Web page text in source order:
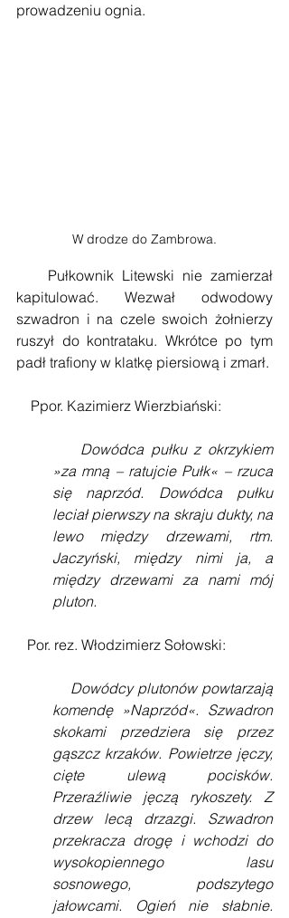
prowadzeniu ognia.
W drodze do Zambrowa.
Pułkownik Litewski nie zamierzał
kapitulować. Wezwał odwodowy
szwadron i na czele swoich żołnierzy
ruszył do kontrataku. Wkrótce po tym
padł trafiony w klatkę piersiową i zmarł.
Ppor. Kazimierz Wierzbiański:
Dowódca pułku z okrzykiem
»za mną – ratujcie Pułk« – rzuca
się naprzód. Dowódca pułku
leciał pierwszy na skraju dukty, na
lewo między drzewami, rtm.
Jaczyński, między nimi ja, a
między drzewami za nami mój
pluton.
Por. rez. Włodzimierz Sołowski:
Dowódcy plutonów powtarzają
komendę »Naprzód«. Szwadron
skokami przedziera się przez
gąszcz krzaków. Powietrze jęczy,
cięte ulewą pocisków.
Przeraźliwie jęczą rykoszety. Z
drzew lecą drzazgi. Szwadron
przekracza drogę i wchodzi do
wysokopiennego lasu
sosnowego, podszytego
jałowcami. Ogień nie słabnie.